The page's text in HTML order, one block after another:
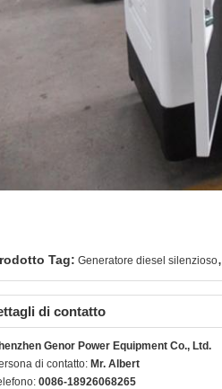
Tag: Generatore diesel silenzioso,
di contatto
Genor Power Equipment Co., Ltd.
di contatto: Mr. Albert
0086-18926068265